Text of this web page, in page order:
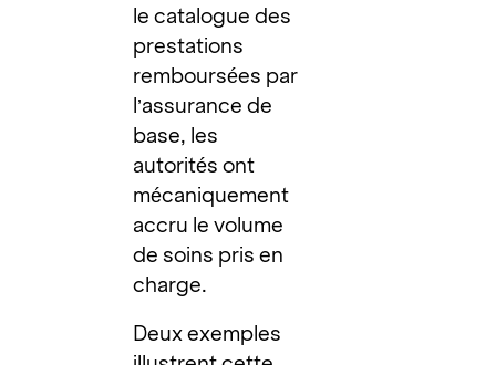
le catalogue des
prestations
remboursées par
l’assurance de
base, les
autorités ont
mécaniquement
accru le volume
de soins pris en
charge.
Deux exemples